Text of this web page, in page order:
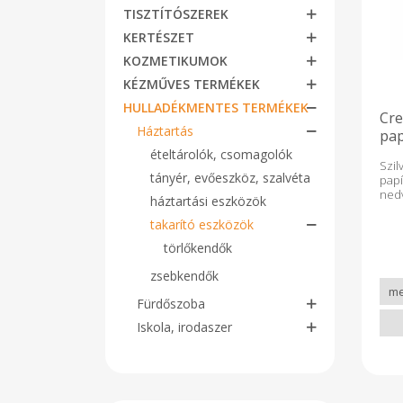
TISZTÍTÓSZEREK
KERTÉSZET
KOZMETIKUMOK
KÉZMŰVES TERMÉKEK
HULLADÉKMENTES TERMÉKEK
Háztartás
ételtárolók, csomagolók
tányér, evőeszköz, szalvéta
háztartási eszközök
takarító eszközök
törlőkendők
zsebkendők
Fürdőszoba
Iskola, irodaszer